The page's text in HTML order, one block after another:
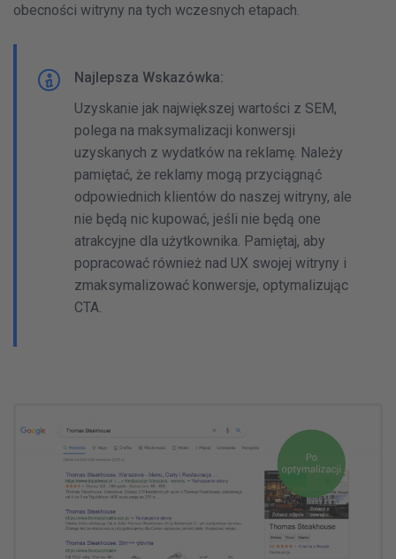
obecności witryny na tych wczesnych etapach.
Najlepsza Wskazówka:
Uzyskanie jak największej wartości z SEM,
polega na maksymalizacji konwersji
uzyskanych z wydatków na reklamę. Należy
pamiętać, że reklamy mogą przyciągnąć
odpowiednich klientów do naszej witryny, ale
nie będą nic kupować, jeśli nie będą one
atrakcyjne dla użytkownika. Pamiętaj, aby
popracować również nad UX swojej witryny i
zmaksymalizować konwersje, optymalizując
CTA.